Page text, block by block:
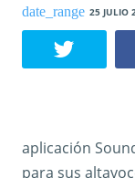
25 JULIO
aplicación
para sus